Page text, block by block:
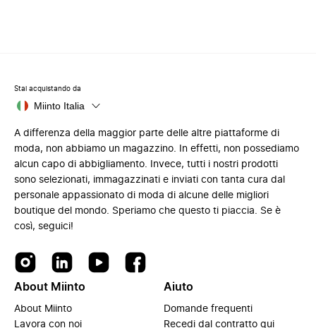
Stai acquistando da
Miinto Italia
A differenza della maggior parte delle altre piattaforme di
moda, non abbiamo un magazzino. In effetti, non possediamo
alcun capo di abbigliamento. Invece, tutti i nostri prodotti
sono selezionati, immagazzinati e inviati con tanta cura dal
personale appassionato di moda di alcune delle migliori
boutique del mondo. Speriamo che questo ti piaccia. Se è
così, seguici!
About Miinto
About Miinto
Lavora con noi
Aiuto
Domande frequenti
Recedi dal contratto qui